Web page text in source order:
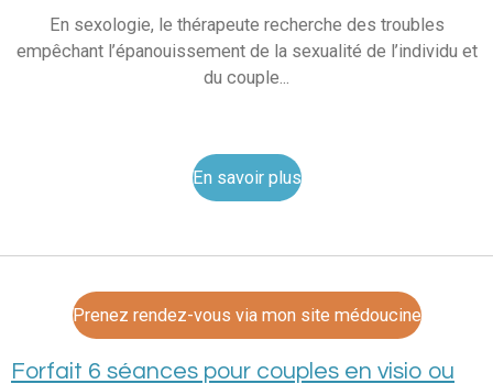
En sexologie, le thérapeute recherche des troubles
empêchant l’épanouissement de la sexualité de l’individu et
du couple...
En savoir plus
Prenez rendez-vous via mon site médoucine
Forfait 6 séances pour couples en visio ou